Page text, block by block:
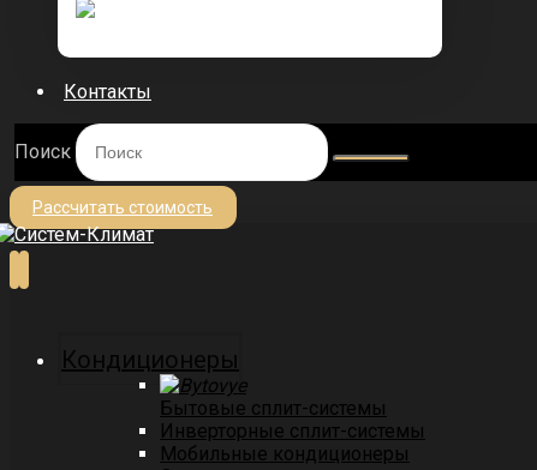
Контакты
Поиск
Рассчитать стоимость
Кондиционеры
Бытовые сплит-системы
Инверторные сплит-системы
Мобильные кондиционеры